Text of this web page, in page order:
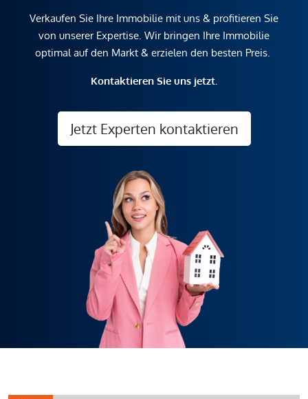
Verkaufen Sie Ihre Immobilie mit uns & profitieren Sie
von unserer Expertise. Wir bringen Ihre Immobilie
optimal auf den Markt & erzielen den besten Preis.
Kontaktieren Sie uns jetzt.
Jetzt Experten kontaktieren